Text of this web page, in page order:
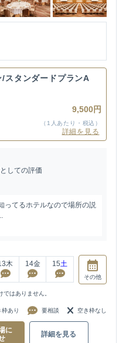
/スタンダードプランA
9,500円
（1人あたり・税込）
詳細を見る
しての評価
ってるホテルなので場所の説
木 14金 15土
その他
はありません。
枠あり 要相談 空き枠なし
に
詳細を見る